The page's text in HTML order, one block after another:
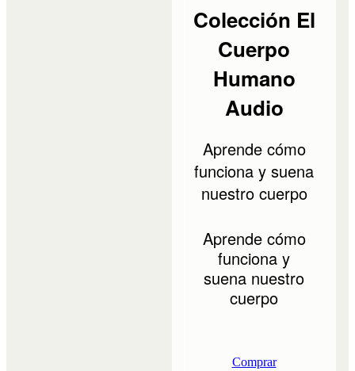
Colección El
Cuerpo
Humano
Audio
Aprende cómo
funciona y suena
nuestro cuerpo
Aprende cómo
funciona y
suena nuestro
cuerpo
Comprar